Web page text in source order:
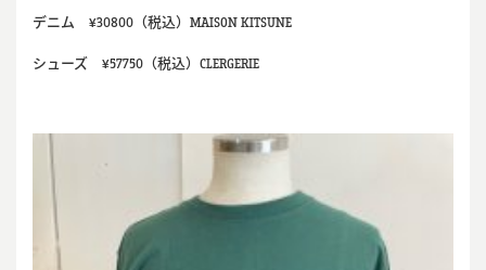
デニム ¥30800（税込）MAISON KITSUNE
シューズ ¥57750（税込）CLERGERIE